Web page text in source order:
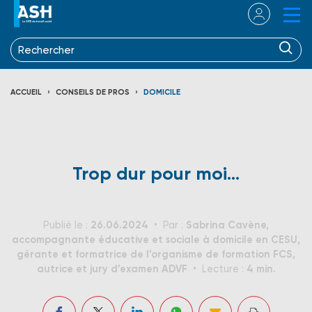
ACCUEIL CONSEILS DE PROS DOMICILE
Trop dur pour moi...
Publié le : 26.06.2024 Par : Sabrina Cavène,
accompagnante éducative et sociale à domicile en CESU,
gérante et formatrice de l’organisme de formation FCS,
autrice et jury d’examen ADVF
Lecture : 4 min.